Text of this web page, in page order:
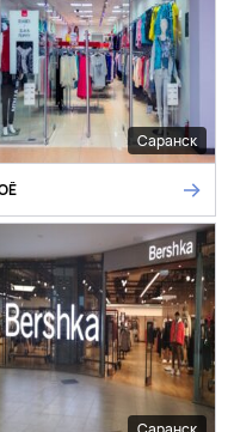
Саранск